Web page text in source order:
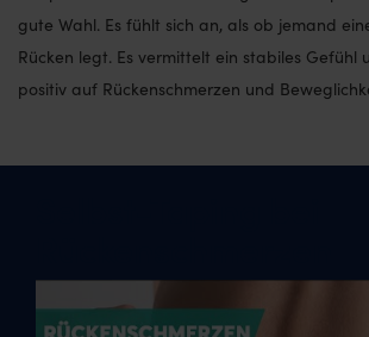
gute Wahl. Es fühlt sich an, als ob jemand
Rücken legt. Es vermittelt ein stabiles Gefühl
positiv auf Rückenschmerzen und